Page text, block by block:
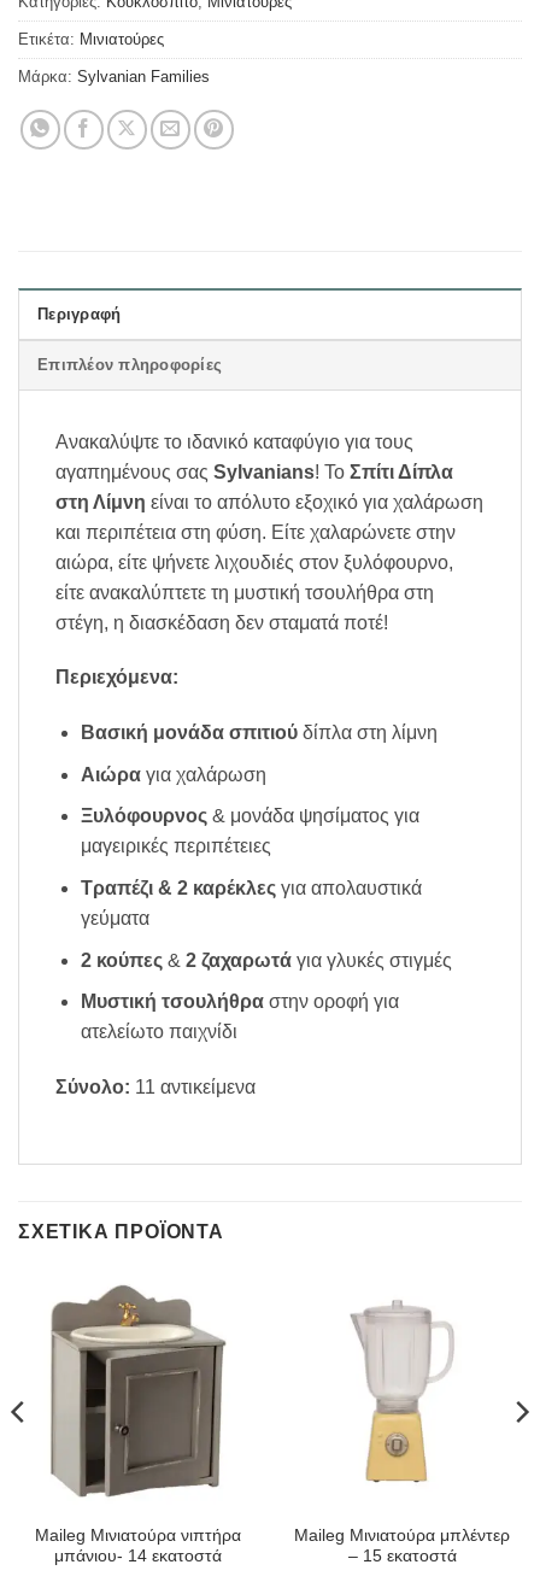
Ετικέτα: Μινιατούρες
Μάρκα: Sylvanian Families
Περιγραφή
Επιπλέον πληροφορίες
Ανακαλύψτε το ιδανικό καταφύγιο για τους
αγαπημένους σας Sylvanians! Το Σπίτι Δίπλα
στη Λίμνη είναι το απόλυτο εξοχικό για χαλάρωση
και περιπέτεια στη φύση. Είτε χαλαρώνετε στην
αιώρα, είτε ψήνετε λιχουδιές στον ξυλόφουρνο,
είτε ανακαλύπτετε τη μυστική τσουλήθρα στη
στέγη, η διασκέδαση δεν σταματά ποτέ!
Περιεχόμενα:
Βασική μονάδα σπιτιούδίπλα στη λίμνη
Αιώραγια χαλάρωση
Ξυλόφουρνος& μονάδα ψησίματος για
μαγειρικές περιπέτειες
Τραπέζι & 2 καρέκλεςγια απολαυστικά
γεύματα
2 κούπες& 2 ζαχαρωτάγια γλυκές στιγμές
Μυστική τσουλήθραστην οροφή για
ατελείωτο παιχνίδι
Σύνολο: 11 αντικείμενα
ΣΧΕΤΙΚΆ ΠΡΟΪΌΝΤΑ
Maileg Μινιατούρα νιπτήρα
μπάνιου- 14 εκατοστά
Maileg Μινιατούρα μπλέντερ
– 15 εκατοστά